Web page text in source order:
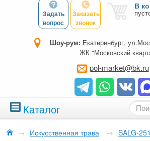
Задать
вопрос
Заказать
звонок
В
Шоу-рум: Екатеринбург,
ЖК "Московский
pol-market@bk.ru
Каталог
→ Искусственная трава → SALG-